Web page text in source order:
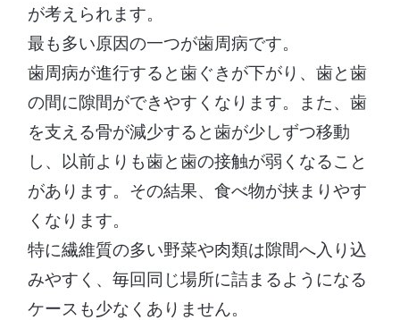
が考えられます。
最も多い原因の一つが歯周病です。
歯周病が進行すると歯ぐきが下がり、歯と歯
の間に隙間ができやすくなります。また、歯
を支える骨が減少すると歯が少しずつ移動
し、以前よりも歯と歯の接触が弱くなること
があります。その結果、食べ物が挟まりやす
くなります。
特に繊維質の多い野菜や肉類は隙間へ入り込
みやすく、毎回同じ場所に詰まるようになる
ケースも少なくありません。